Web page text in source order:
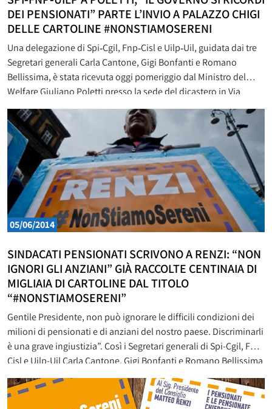
DEI PENSIONATI” PARTE L’INVIO A PALAZZO CHIGI
DELLE CARTOLINE #NONSTIAMOSERENI
Una delegazione di Spi‐Cgil, Fnp‐Cisl e Uilp‐Uil, guidata dai tre
Segretari generali Carla Cantone, Gigi Bonfanti e Romano
Bellissima, è stata ricevuta oggi pomeriggio dal Ministro del
Welfare Giuliano Poletti presso la sede del dicastero in Via
Veneto. Al Ministro è stata consegnata una parte delle cartoline
firmate da oltre un milione di pensionati nel
05/06/2014
SINDACATI PENSIONATI SCRIVONO A RENZI: “NON
IGNORI GLI ANZIANI” GIÀ RACCOLTE CENTINAIA DI
MIGLIAIA DI CARTOLINE DAL TITOLO
“#NONSTIAMOSERENI”
Gentile Presidente, non può ignorare le difficili condizioni dei
milioni di pensionati e di anziani del nostro paese. Discriminarli
è una grave ingiustizia”. Così i Segretari generali di Spi-Cgil, Fnp-
Cisl e Uilp-Uil Carla Cantone, Gigi Bonfanti e Romano Bellissima
in una lettera inviata al Premier Matteo Renzi. “Abbiamo accolto
favorevolmente le Sue dichiarazioni su una